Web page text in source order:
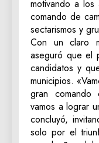
motivando a los
comando de
sectarismos y
Con un claro
aseguró que el
candidatos y
municipios.
gran
vamos a lograr
concluyó,
solo por el